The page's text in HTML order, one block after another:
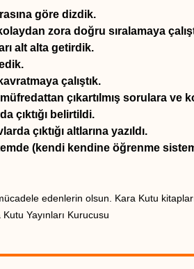
göre dizdik.
zora doğru sıralamaya
alt alta getirdik.
çalıştık.
çıkartılmış sorulara ve
çıktığı belirtildi.
çıktığı altlarına yazıldı.
(kendi kendine öğrenme
edenlerin olsun. Kara Kutu
Yayınları Kurucusu